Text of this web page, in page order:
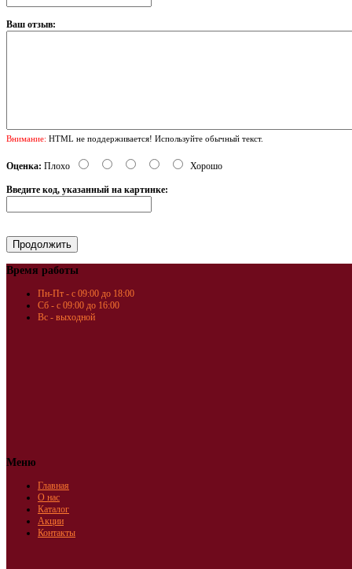
Ваш отзыв:
Внимание: HTML не поддерживается! Используйте обычный текст.
Оценка: Плохо Хорошо
Введите код, указанный на картинке:
Время работы
Пн-Пт - с 09:00 до 18:00
Сб - с 09:00 до 16:00
Вс - выходной
Меню
Главная
О нас
Каталог
Акции
Контакты